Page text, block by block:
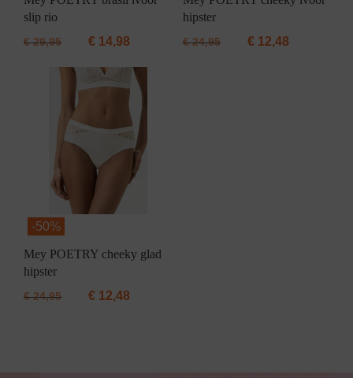
slip rio
€29,95 € 14,98
hipster
€24,95 €12,48
-50%
Mey POETRY cheeky glad
hipster
€24,95 € 12,48